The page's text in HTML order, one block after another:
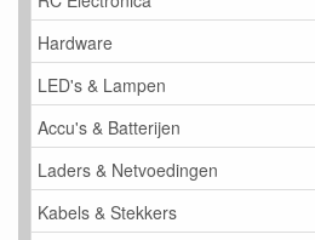
Hardware
LED's & Lampen
Accu's & Batterijen
Laders & Netvoedingen
Kabels & Stekkers